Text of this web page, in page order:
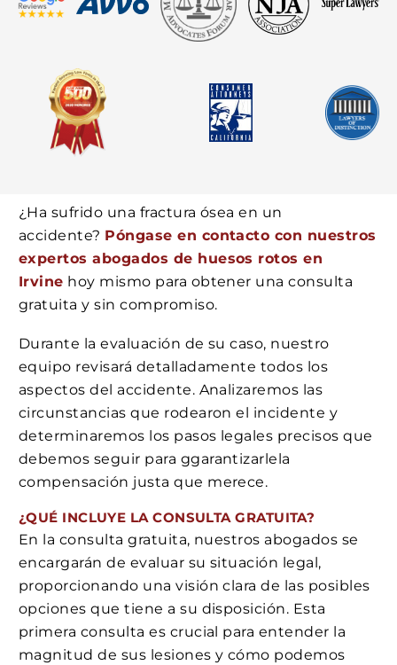
¿Ha sufrido una fractura ósea en un
accidente? Póngase en contacto con nuestros
expertos abogados de huesos rotos en
Irvine hoy mismo para obtener una consulta
gratuita y sin compromiso.
Durante la evaluación de su caso, nuestro
equipo revisará detalladamente todos los
aspectos del accidente. Analizaremos las
circunstancias que rodearon el incidente y
determinaremos los pasos legales precisos que
debemos seguir para ggarantizarlela
compensación justa que merece.
¿QUÉ INCLUYE LA CONSULTA GRATUITA?
En la consulta gratuita, nuestros abogados se
encargarán de evaluar su situación legal,
proporcionando una visión clara de las posibles
opciones que tiene a su disposición. Esta
primera consulta es crucial para entender la
magnitud de sus lesiones y cómo podemos